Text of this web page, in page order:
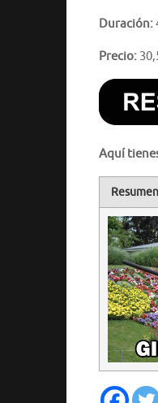
Duración:
Precio:
Aquí
Resumen